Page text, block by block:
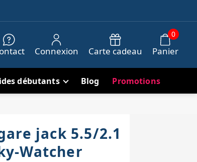
Connexion Carte cadeau Panier
0
débutants Blog Promotions
jack 5.5/2.1
Watcher